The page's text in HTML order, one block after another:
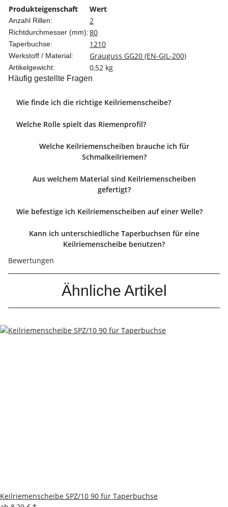
Produkteigenschaft Wert
Anzahl Rillen: 2
Richtdurchmesser (mm):80
Taperbuchse: 1210
Werkstoff / Material: Grauguss GG20 (EN-GJL-200)
Artikelgewicht: 0,52 kg
Häufig gestellte Fragen
Wie finde ich die richtige Keilriemenscheibe?
Welche Rolle spielt das Riemenprofil?
Welche Keilriemenscheiben brauche ich für
Schmalkeilriemen?
Aus welchem Material sind Keilriemenscheiben
gefertigt?
Wie befestige ich Keilriemenscheiben auf einer Welle?
Kann ich unterschiedliche Taperbuchsen für eine
Keilriemenscheibe benutzen?
Bewertungen
Ähnliche Artikel
Keilriemenscheibe SPZ/10 90 für Taperbuchse